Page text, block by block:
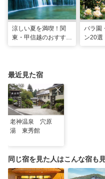
涼しい夏を満喫！関
東・甲信越のおすすめ
バラ園
ン20選
最近見た宿
老神温泉 穴原
湯 東秀館
同じ宿を見た人はこんな宿も